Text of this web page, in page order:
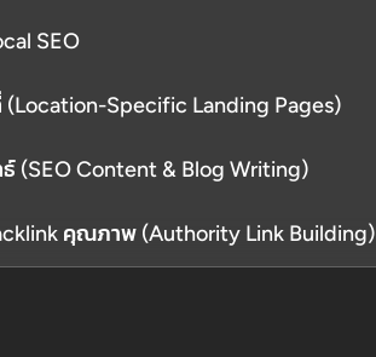
SEO
Local Search ผ่าน Citations และ Directory
ารเข้าชมหน้าร้านจริง
(Location-Specific Landing Pages)
อ" พร้อมเนื้อหาเฉพาะพื้นที่นั้นจริง ไม่ใช่การคัด
(SEO Content & Blog Writing)
Intent ใช้ Keyword อย่างเป็นธรรมชาติตาม
ดูด Traffic ยั่งยืนระยะยาว
คุณภาพ (Authority Link Building)